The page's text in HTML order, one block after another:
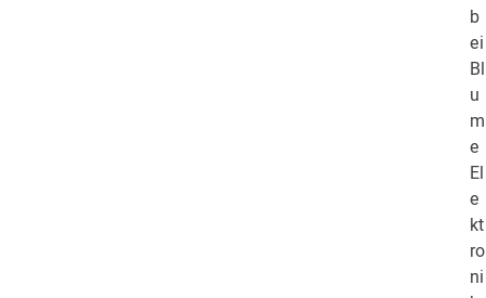
b
ei
Bl
u
m
e
El
e
kt
ro
ni